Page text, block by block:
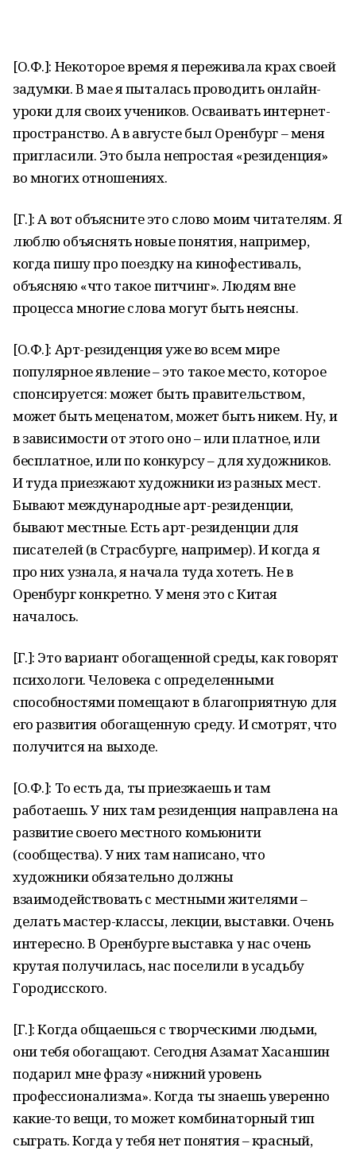
[О.Ф.]: Некоторое время я переживала крах своей
задумки. В мае я пыталась проводить онлайн-
уроки для своих учеников. Осваивать интернет-
пространство. А в августе был Оренбург – меня
пригласили. Это была непростая «резиденция»
во многих отношениях.
[Г.]: А вот объясните это слово моим читателям. Я
люблю объяснять новые понятия, например,
когда пишу про поездку на кинофестиваль,
объясняю «что такое питчинг». Людям вне
процесса многие слова могут быть неясны.
[О.Ф.]: Арт-резиденция уже во всем мире
популярное явление – это такое место, которое
спонсируется: может быть правительством,
может быть меценатом, может быть никем. Ну, и
в зависимости от этого оно – или платное, или
бесплатное, или по конкурсу – для художников.
И туда приезжают художники из разных мест.
Бывают международные арт-резиденции,
бывают местные. Есть арт-резиденции для
писателей (в Страсбурге, например). И когда я
про них узнала, я начала туда хотеть. Не в
Оренбург конкретно. У меня это с Китая
началось.
[Г.]: Это вариант обогащенной среды, как говорят
психологи. Человека с определенными
способностями помещают в благоприятную для
его развития обогащенную среду. И смотрят, что
получится на выходе.
[О.Ф.]: То есть да, ты приезжаешь и там
работаешь. У них там резиденция направлена на
развитие своего местного комьюнити
(сообщества). У них там написано, что
художники обязательно должны
взаимодействовать с местными жителями –
делать мастер-классы, лекции, выставки. Очень
интересно. В Оренбурге выставка у нас очень
крутая получилась, нас поселили в усадьбу
Городисского.
[Г.]: Когда общаешься с творческими людьми,
они тебя обогащают. Сегодня Азамат Хасаншин
подарил мне фразу «нижний уровень
профессионализма». Когда ты знаешь уверенно
какие-то вещи, то может комбинаторный тип
сыграть. Когда у тебя нет понятия – красный,